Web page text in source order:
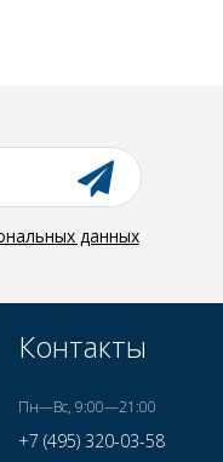
данных
Контакты
Пн—Вс, 9:00—21:00
+7 (495) 320-03-58